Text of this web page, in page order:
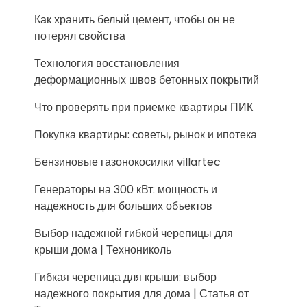
Как хранить белый цемент, чтобы он не
потерял свойства
Технология восстановления
деформационных швов бетонных покрытий
Что проверять при приемке квартиры ПИК
Покупка квартиры: советы, рынок и ипотека
Бензиновые газонокосилки villartec
Генераторы на 300 кВт: мощность и
надежность для больших объектов
Выбор надежной гибкой черепицы для
крыши дома | Технониколь
Гибкая черепица для крыши: выбор
надежного покрытия для дома | Статья от